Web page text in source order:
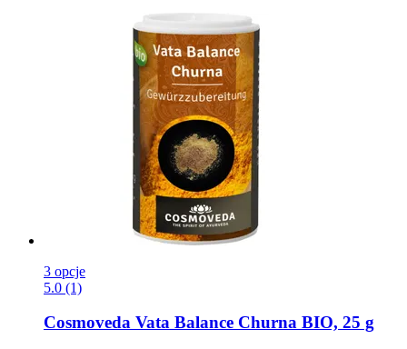
3 opcje
5.0 (1)
Cosmoveda Vata Balance Churna BIO, 25 g